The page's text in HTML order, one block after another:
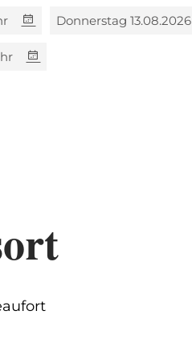
Donnerstag 13.08.2026